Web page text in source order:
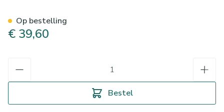
€ 39,60
Bestel
Op bestelling